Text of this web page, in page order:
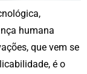
humana
que vem se
é o